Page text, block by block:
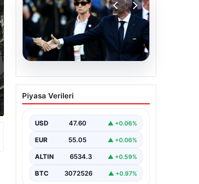
05.08.2026
Ürdün’den FIFA’ya sert
tepki: ‘Şantajdan başka
Piyasa Verileri
USD 47.60 ▲ +0.06%
EUR 55.05 ▲ +0.06%
ALTIN 6534.3 ▲ +0.59%
BTC 3072526 ▲ +0.97%